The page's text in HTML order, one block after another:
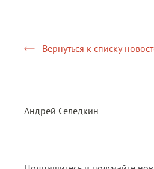
Вернуться к списку
Андрей Селедкин